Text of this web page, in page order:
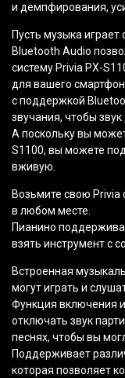
и демпфирования,
Пусть музыка играет
Bluetooth Audio
систему Privia PX-
для вашего
с поддержкой
звучания, чтобы
А поскольку вы
S1100, вы можете
вживую.
Возьмите свою Privia
в любом месте.
Пианино
взять инструмент с
Встроенная
могут играть и
Функция включения
отключать звук
песнях, чтобы вы
Поддерживает
которая позволяет